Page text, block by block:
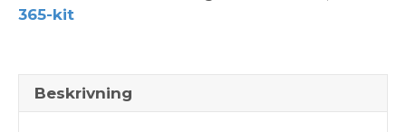
365
6
-
365-kit
Beskrivning